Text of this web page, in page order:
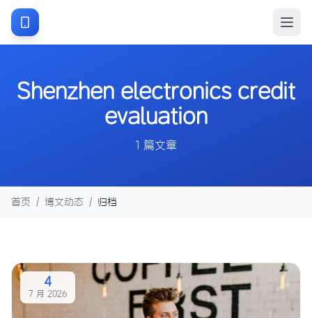
Shenzhen electronics credit
evaluation
1 篇文章
首页 / 博文动态 / 归档
4
7 月 2026